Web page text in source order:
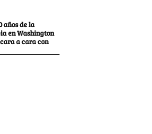
años de la
en Washington
a cara con